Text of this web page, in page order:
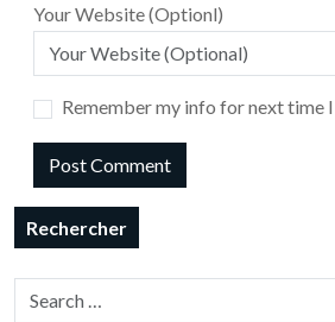
Your Website (Optionl)
Remember my info for next time
Rechercher